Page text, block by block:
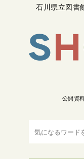
石川県立図書
公開資